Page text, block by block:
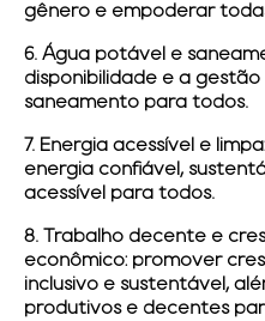
gênero e empoderar
6. Água potável e
disponibilidade e a
saneamento para todos.
7. Energia acessível e limpa:
energia confiável,
acessível para todos.
8. Trabalho decente e
econômico: promover
inclusivo e sustentável,
produtivos e decentes